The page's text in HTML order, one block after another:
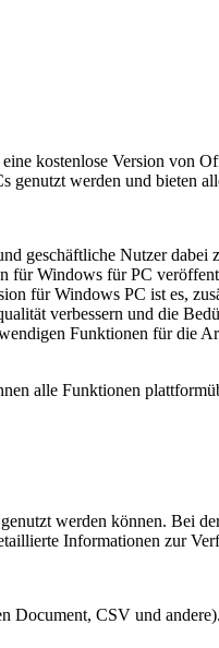
kostenlose Version von
werden und bieten
geschäftliche Nutzer
für Windows für PC
für Windows PC ist es,
verbessern und die
Funktionen für die
alle Funktionen
werden können. Bei
Informationen zur
CSV und